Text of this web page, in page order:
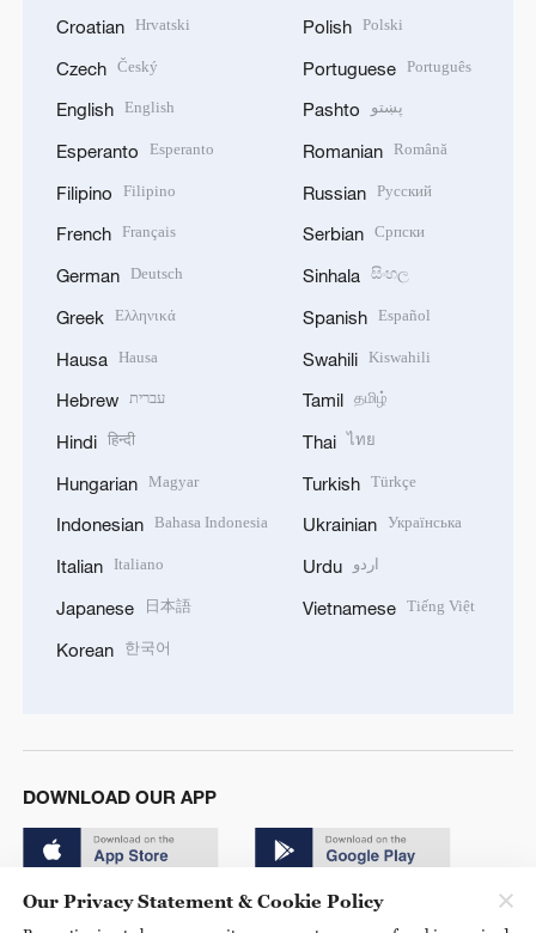
Croatian Hrvatski
Czech Český
English English
Esperanto Esperanto
Filipino Filipino
French Français
German Deutsch
Greek Ελληνικά
Hausa Hausa
Hebrew עברית
Hindi हिन्दी
Hungarian Magyar
Indonesian Bahasa Indonesia
Italian Italiano
Japanese 日本語
Korean 한국어
Polish Polski
Portuguese Português
Pashto پښتو
Romanian Română
Russian Русский
Serbian Српски
Sinhala සිංහල
Spanish Español
Swahili Kiswahili
Tamil தமிழ்
Thai ไทย
Turkish Türkçe
Ukrainian Українська
Urdu اردو
Vietnamese Tiếng Việt
DOWNLOAD OUR APP
Our Privacy Statement & Cookie Policy